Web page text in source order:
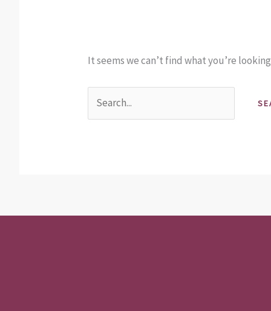
It seems we can’t find what you’re